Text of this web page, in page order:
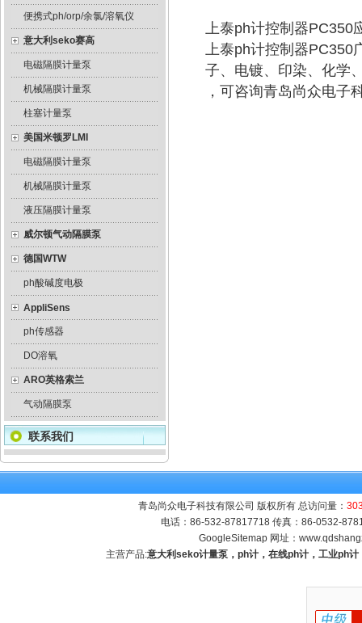
便携式ph/orp/余氯/溶氧仪
意大利seko赛高
电磁隔膜计量泵
机械隔膜计量泵
柱塞计量泵
美国米顿罗LMI
电磁隔膜计量泵
机械隔膜计量泵
液压隔膜计量泵
威尔顿气动隔膜泵
德国WTW
ph酸碱度电极
AppliSens
ph传感器
DO溶氧
ARO英格索兰
气动隔膜泵
联系我们
上泰ph计控制器PC350
上泰ph计控制器PC350
子、电镀、印染、化学
，可咨询青岛尚众电子
青岛尚众电子科技有限公司 版权所有 总访问量：
电话：86-532-87817718 传真：86-0532-
GoogleSitemap 网址：
主营产品:意大利seko计量泵，ph计，在线ph计，工业ph